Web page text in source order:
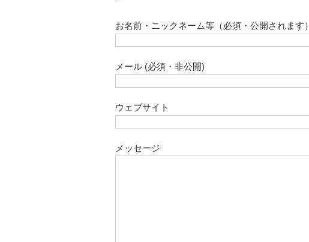
お名前・ニックネーム等（必須・公開されます）
メール (必須・非公開)
ウェブサイト
メッセージ